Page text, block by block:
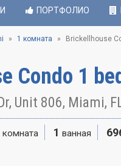
ПОРТФОЛИО
1 комната Brickellhouse
Condo 1
Unit 806, Miami,
комната 1 ванная